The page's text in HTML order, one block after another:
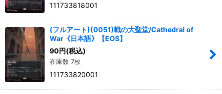
111733818001
(フルアート)(0051)戦の大聖堂/Cathedral of
War《日本語》【EOS】
90円(税込)
在庫数 7枚
111733820001